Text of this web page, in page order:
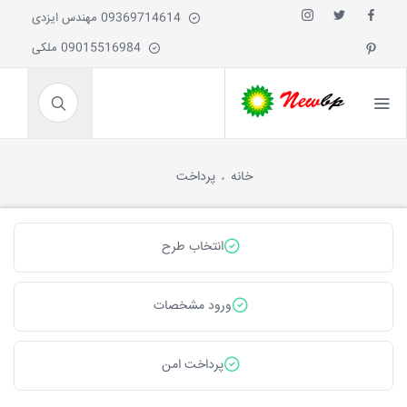
خانه پرداخت
انتخاب طرح
ورود مشخصات
پرداخت امن